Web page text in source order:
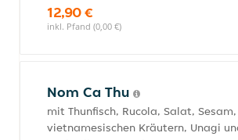
12,90 €
inkl. Pfand (0,00 €)
Nom Ca Thu
mit Thunfisch, Rucola, Salat, Sesam,
vietnamesischen Kräutern, Unagi